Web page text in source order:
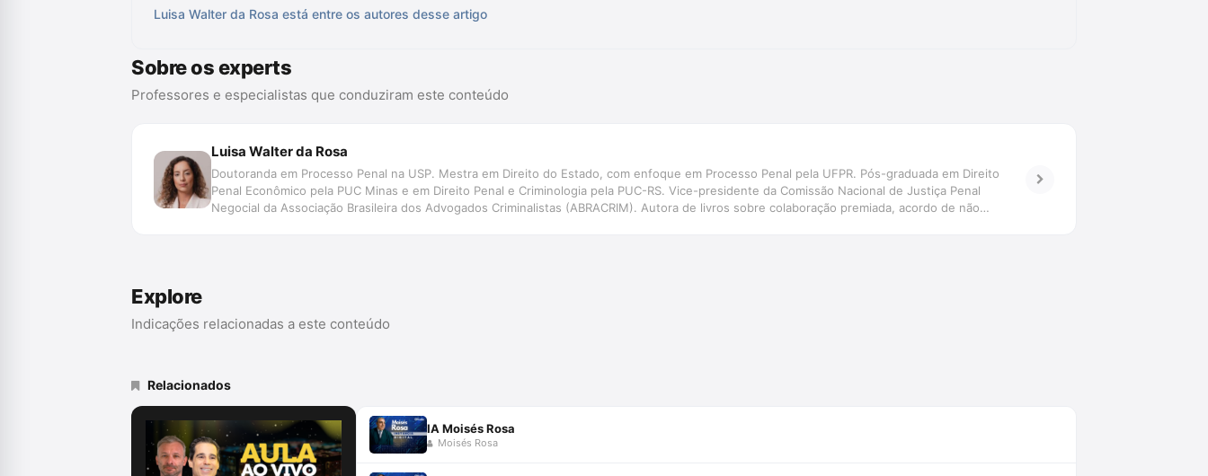
Luisa Walter da Rosa está entre os autores desse artigo
Sobre os experts
Professores e especialistas que conduziram este conteúdo
Luisa Walter da Rosa
Doutoranda em Processo Penal na USP. Mestra em Direito do Estado, com enfoque em Processo Penal pela UFPR. Pós-graduada em Direito
Penal Econômico pela PUC Minas e em Direito Penal e Criminologia pela PUC-RS. Vice-presidente da Comissão Nacional de Justiça Penal
Negocial da Associação Brasileira dos Advogados Criminalistas (ABRACRIM). Autora de livros sobre colaboração premiada, acordo de não
Explore
Indicações relacionadas a este conteúdo
Relacionados
IA Moisés Rosa
Moisés Rosa